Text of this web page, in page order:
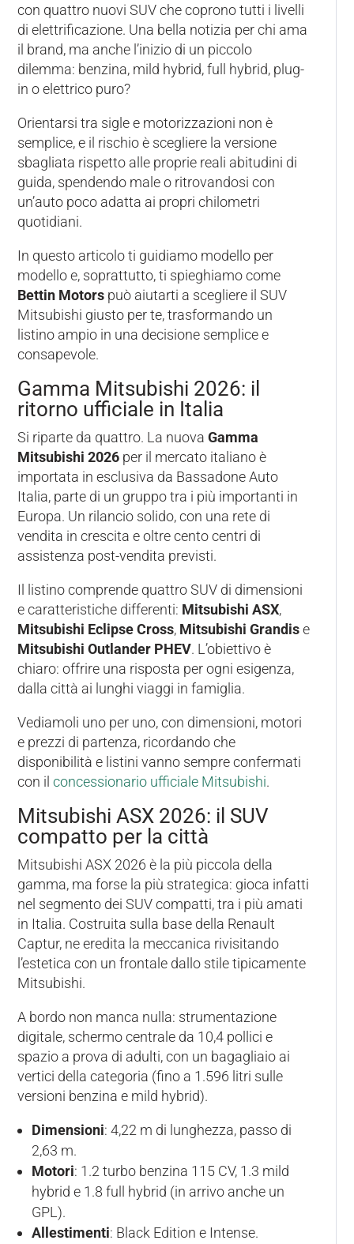
con quattro nuovi SUV che coprono tutti i livelli
di elettrificazione. Una bella notizia per chi ama
il brand, ma anche l’inizio di un piccolo
dilemma: benzina, mild hybrid, full hybrid, plug-
in o elettrico puro?
Orientarsi tra sigle e motorizzazioni non è
semplice, e il rischio è scegliere la versione
sbagliata rispetto alle proprie reali abitudini di
guida, spendendo male o ritrovandosi con
un’auto poco adatta ai propri chilometri
quotidiani.
In questo articolo ti guidiamo modello per
modello e, soprattutto, ti spieghiamo come
Bettin Motors può aiutarti a scegliere il SUV
Mitsubishi giusto per te, trasformando un
listino ampio in una decisione semplice e
consapevole.
Gamma Mitsubishi 2026: il
ritorno ufficiale in Italia
Si riparte da quattro. La nuovaGamma
Mitsubishi 2026 per il mercato italiano è
importata in esclusiva da Bassadone Auto
Italia, parte di un gruppo tra i più importanti in
Europa. Un rilancio solido, con una rete di
vendita in crescita e oltre cento centri di
assistenza post-vendita previsti.
Il listino comprende quattro SUV di dimensioni
e caratteristiche differenti: Mitsubishi ASX,
Mitsubishi Eclipse Cross, Mitsubishi Grandise
Mitsubishi Outlander PHEV. L’obiettivo è
chiaro: offrire una risposta per ogni esigenza,
dalla città ai lunghi viaggi in famiglia.
Vediamoli uno per uno, con dimensioni, motori
e prezzi di partenza, ricordando che
disponibilità e listini vanno sempre confermati
con ilconcessionario ufficiale Mitsubishi.
Mitsubishi ASX 2026: il SUV
compatto per la città
Mitsubishi ASX 2026 è la più piccola della
gamma, ma forse la più strategica: gioca infatti
nel segmento dei SUV compatti, tra i più amati
in Italia. Costruita sulla base della Renault
Captur, ne eredita la meccanica rivisitando
l’estetica con un frontale dallo stile tipicamente
Mitsubishi.
A bordo non manca nulla: strumentazione
digitale, schermo centrale da 10,4 pollici e
spazio a prova di adulti, con un bagagliaio ai
vertici della categoria (fino a 1.596 litri sulle
versioni benzina e mild hybrid).
Dimensioni: 4,22 m di lunghezza, passo di
2,63 m.
Motori: 1.2 turbo benzina 115 CV, 1.3 mild
hybrid e 1.8 full hybrid (in arrivo anche un
GPL).
Allestimenti: Black Edition e Intense.